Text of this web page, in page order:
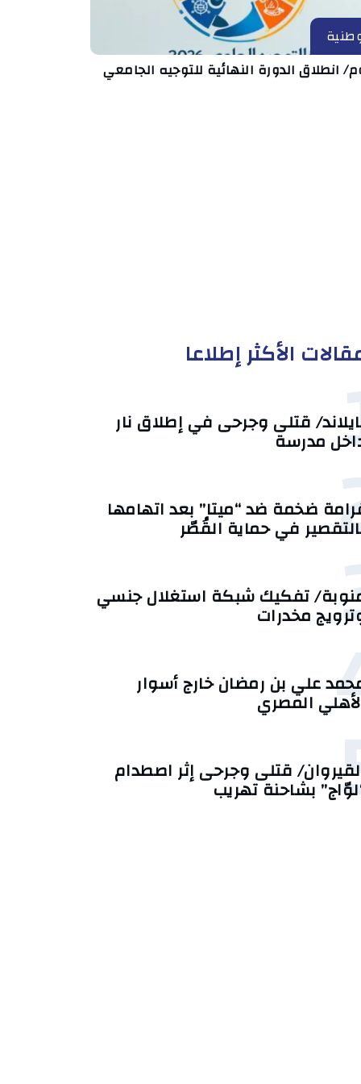
انطلاق الدورة النهائية للتوجيه الجامعي
الأكثر إطلاعا
قتلى وجرحى في إطلاق نار
مدرسة
ضخمة ضد “ميتا” بعد اتهامها
في حماية القُصّر
تفكيك شبكة استغلال جنسي
مخدرات
علي بن رمضان خارج أسوار
المصري
قتلى وجرحى إثر اصطدام
بشاحنة تهريب